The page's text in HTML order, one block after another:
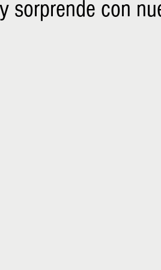
COLUMNA BUENA MESA
y sorprende con